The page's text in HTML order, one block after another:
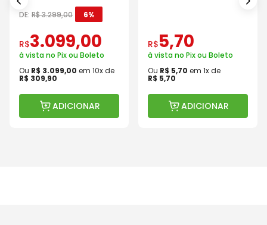
Maleta
DE: R$3.299,00 6%
R$3.099,00
à vista no Pix ou Boleto
Ou R$ 3.099,00 em 10x de
R$ 309,90
ADICIONAR
R$5,70
à vista no Pix ou Boleto
Ou R$ 5,70 em 1x de
R$ 5,70
ADICIONAR